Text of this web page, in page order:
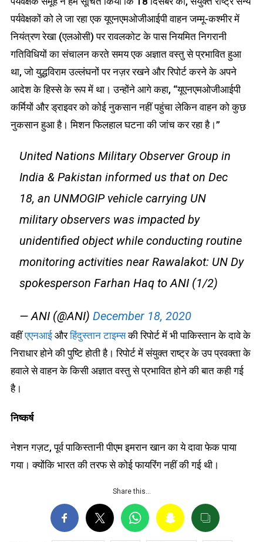
पर्यवेक्षकों को ले जा रहा एक यूएनएमओजीआईपी वाहन जम्मू-कश्मीर में
नियंत्रण रेखा (एलओसी) पर रावलकोट के पास नियमित निगरानी
गतिविधियों का संचालन करते समय एक अज्ञात वस्तु से प्रभावित हुआ
था, जो युद्धविराम उल्लंघनों पर नज़र रखने और रिपोर्ट करने के अपने
आदेश के हिस्से के रूप में था। उन्होंने आगे कहा, “यूएनएमओजीआईपी
कर्मियों और ड्राइवर को कोई नुकसान नहीं पहुंचा लेकिन वाहन को कुछ
नुकसान हुआ है। मिशन फिलहाल घटना की जांच कर रहा है।”
United Nations Military Observer Group in
India & Pakistan informed us that on Dec
18, an UNMOGIP vehicle carrying UN
military observers was impacted by
unidentified object while conducting routine
monitoring activities near Rawalakot: UN Dy
spokesperson Farhan Haq to ANI (1/2)
— ANI (@ANI) December 18, 2020
वहींएएनआईऔरहिंदुस्तान टाइम्सकी रिपोर्ट में भी पाकिस्तान के दावे के
निराधार होने की पुष्टि होती है। रिपोर्ट में संयुक्त राष्ट्र के उप प्रवक्ता के
हवाले से वाहन के किसी अज्ञात वस्तु से प्रभावित होने की बात कही गई
है।
निष्कर्ष
नेशन गज़ट, पूर्व पाकिस्तानी पीएम इमरान खान का ये दावा फेक पाया
गया। क्योंकि भारत की तरफ से कोई फायरिंग नहीं की गई थी।
Share this…